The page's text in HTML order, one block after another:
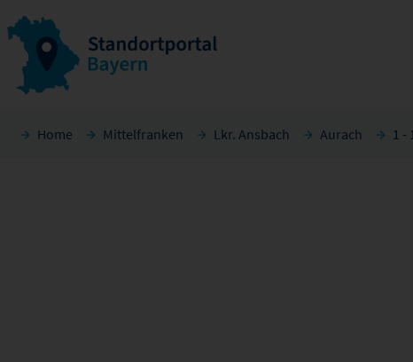
Home Mittelfranken Lkr. Ansbach Aurach 1 -